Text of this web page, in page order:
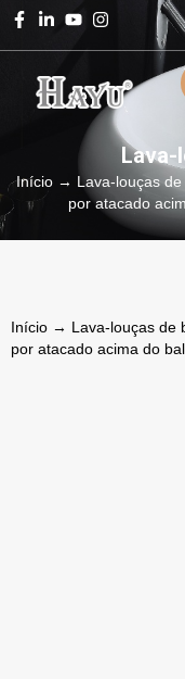
Lava-
Início → Lava-louças
por atacado
Início → Lava-louças de
por atacado acima do